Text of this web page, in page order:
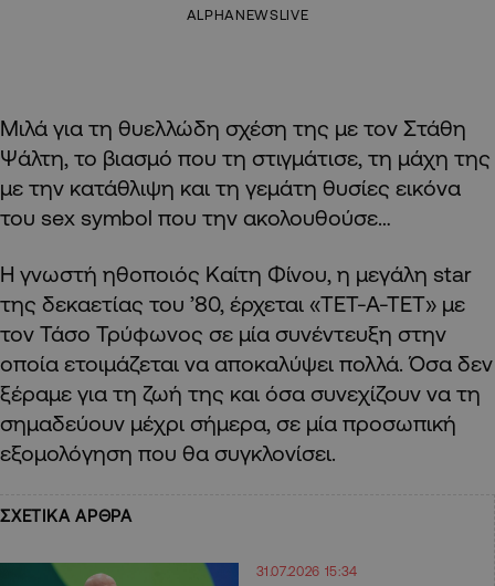
ALPHANEWSLIVE
Μιλά για τη θυελλώδη σχέση της με τον Στάθη
Ψάλτη, το βιασμό που τη στιγμάτισε, τη μάχη της
με την κατάθλιψη και τη γεμάτη θυσίες εικόνα
του sex symbol που την ακολουθούσε…
Η γνωστή ηθοποιός Καίτη Φίνου, η μεγάλη star
της δεκαετίας του ’80, έρχεται «TET-A-TET» με
τον Τάσο Τρύφωνος σε μία συνέντευξη στην
οποία ετοιμάζεται να αποκαλύψει πολλά. Όσα δεν
ξέραμε για τη ζωή της και όσα συνεχίζουν να τη
σημαδεύουν μέχρι σήμερα, σε μία προσωπική
εξομολόγηση που θα συγκλονίσει.
ΣΧΕΤΙΚΑ ΑΡΘΡΑ
31.07.2026 15:34